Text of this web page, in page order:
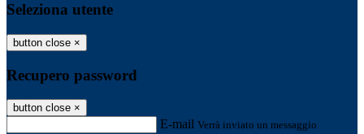
Seleziona utente
button close ×
Recupero password
button close ×
E-mail Verrà inviato un messaggio